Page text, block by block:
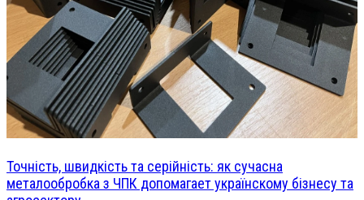
Точність, швидкість та серійність: як сучасна
металообробка з ЧПК допомагает українскому бізнесу та